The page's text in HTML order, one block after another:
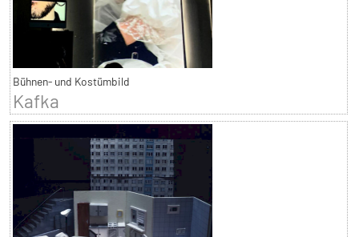
Bühnen- und Kostümbild
Kafka